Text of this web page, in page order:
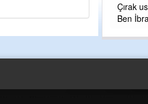
öğrenir kısmet bağlamayı...
Yalçını tebrik ediyorum.